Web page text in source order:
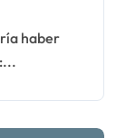
lo